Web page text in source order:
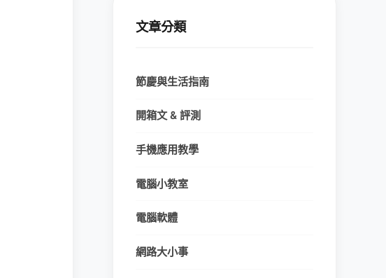
文章分類
節慶與生活指南
開箱文 & 評測
手機應用教學
電腦小教室
電腦軟體
網路大小事